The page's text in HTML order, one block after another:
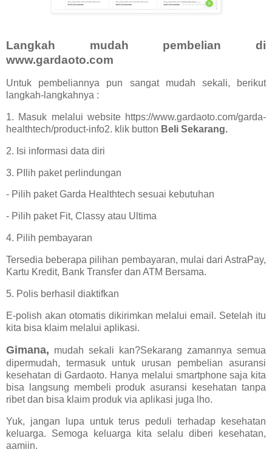
Langkah mudah pembelian di
www.gardaoto.com
Untuk pembeliannya pun sangat mudah sekali, berikut
langkah-langkahnya :
1. Masuk melalui website https://www.gardaoto.com/garda-
healthtech/product-info2. klik button Beli Sekarang.
2. Isi informasi data diri
3. PIlih paket perlindungan
- Pilih paket Garda Healthtech sesuai kebutuhan
- Pilih paket Fit, Classy atau Ultima
4. Pilih pembayaran
Tersedia beberapa pilihan pembayaran, mulai dari AstraPay,
Kartu Kredit, Bank Transfer dan ATM Bersama.
5. Polis berhasil diaktifkan
E-polish akan otomatis dikirimkan melalui email. Setelah itu
kita bisa klaim melalui aplikasi.
Gimana, mudah sekali kan?Sekarang zamannya semua
dipermudah, termasuk untuk urusan pembelian asuransi
kesehatan di Gardaoto. Hanya melalui smartphone saja kita
bisa langsung membeli produk asuransi kesehatan tanpa
ribet dan bisa klaim produk via aplikasi juga lho.
Yuk, jangan lupa untuk terus peduli terhadap kesehatan
keluarga. Semoga keluarga kita selalu diberi kesehatan,
aamiin.